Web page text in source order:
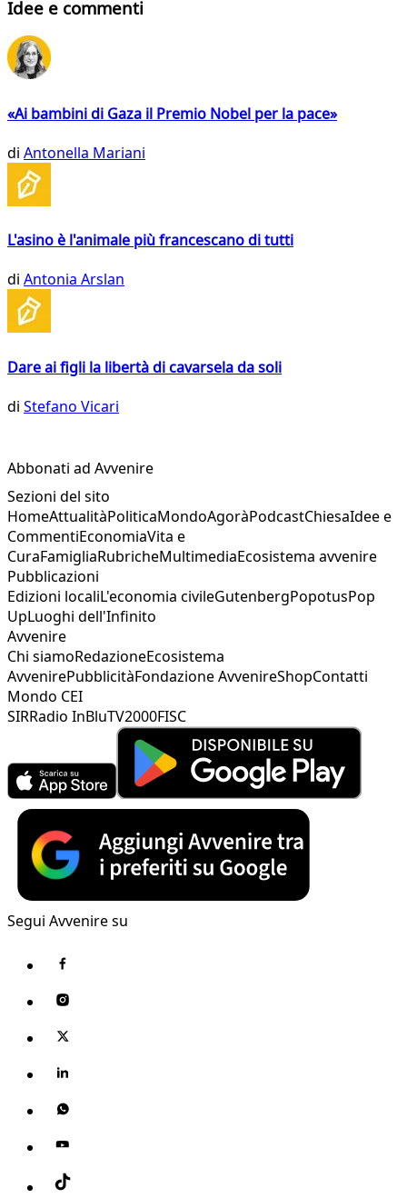
Idee e commenti
«Ai bambini di Gaza il Premio Nobel per la pace»
di Antonella Mariani
L'asino è l'animale più francescano di tutti
di Antonia Arslan
Dare ai figli la libertà di cavarsela da soli
di Stefano Vicari
Abbonati ad Avvenire
Sezioni del sito
HomeAttualitàPoliticaMondoAgoràPodcastChiesaIdee e
CommentiEconomiaVita e
CuraFamigliaRubricheMultimediaEcosistema avvenire
Pubblicazioni
Edizioni localiL'economia civileGutenbergPopotusPop
UpLuoghi dell'Infinito
Avvenire
Chi siamoRedazioneEcosistema
AvvenirePubblicitàFondazione AvvenireShopContatti
Mondo CEI
SIRRadio InBluTV2000FISC
Segui Avvenire su